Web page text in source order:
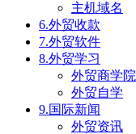
主机域名
6.外贸收款
7.外贸软件
8.外贸学习
外贸商学院
外贸自学
9.国际新闻
外贸资讯